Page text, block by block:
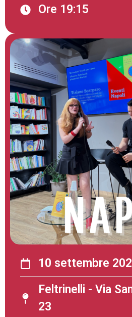
Ore 19:15
10 settembre
Feltrinelli - Via
23